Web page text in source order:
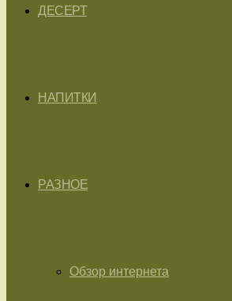
ДЕСЕРТ
НАПИТКИ
РАЗНОЕ
Обзор интернета